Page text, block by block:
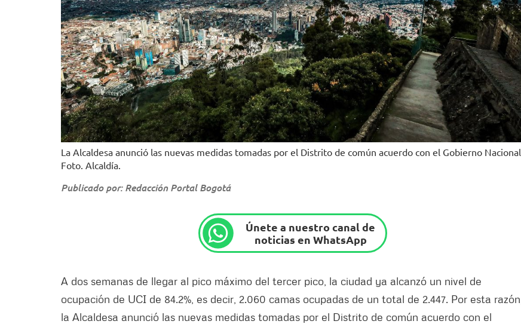
La Alcaldesa anunció las nuevas medidas tomadas por el Distrito de común acuerdo con el Gobierno Nacional.
Foto. Alcaldía.
Publicado por: Redacción Portal Bogotá
Únete a nuestro canal de
noticias en WhatsApp
A dos semanas de llegar al pico máximo del tercer pico, la ciudad ya alcanzó un nivel de
ocupación de UCI de 84.2%, es decir, 2.060 camas ocupadas de un total de 2.447. Por esta razón,
la Alcaldesa anunció las nuevas medidas tomadas por el Distrito de común acuerdo con el